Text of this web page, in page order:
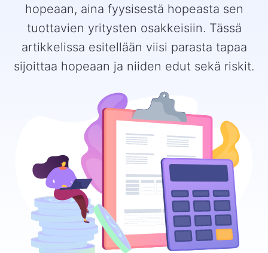
hopeaan, aina fyysisestä hopeasta sen
tuottavien yritysten osakkeisiin. Tässä
artikkelissa esitellään viisi parasta tapaa
sijoittaa hopeaan ja niiden edut sekä riskit.